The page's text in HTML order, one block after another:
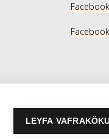
Facebook
LEYFA